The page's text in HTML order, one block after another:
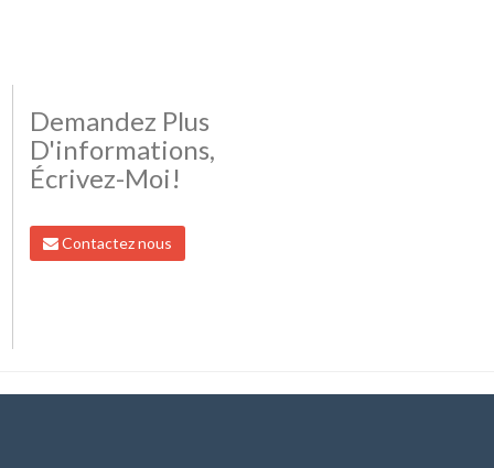
Demandez Plus
D'informations,
Écrivez-Moi!
Contactez nous